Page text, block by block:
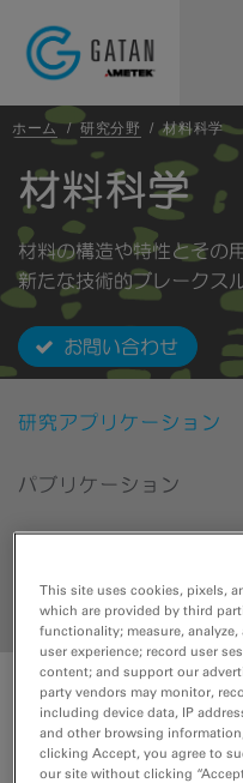
ホーム/研究分野 /材料科学
材料科学
材料の構造や特性とその
新たな技術的ブレークス
お問い合わせ
研究アプリケーション
パブリケーション
トップに戻る
APPLICATIONS
金属および合金
This site uses cookies, pixels,
which are provided by third
functionality; measure,
user experience; record user
content; and support our
party vendors may monitor,
including device data, IP
and other browsing
clicking Accept, you agree to
our site without clicking